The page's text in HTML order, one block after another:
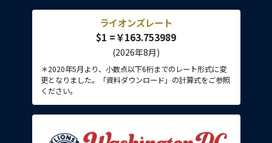
ライオンズレート
$1 =￥163.753989
(2026年8月)
＊2020年5月より、小数点以下6桁までのレート形式に変
更となりました。「資料ダウンロード」の計算式をご参照
ください。